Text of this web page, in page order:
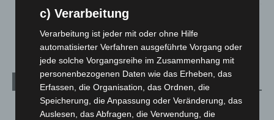
Celle: Mensch stirbt bei Bagger-Unfall auf Baustelle
5. August 2026
Kategorien
Blaulicht
c) Verarbeitung
Verarbeitung ist jeder mit oder ohne Hilfe
automatisierter Verfahren ausgeführte Vorgang oder
jede solche Vorgangsreihe im Zusammenhang mit
personenbezogenen Daten wie das Erheben, das
Erfassen, die Organisation, das Ordnen, die
Speicherung, die Anpassung oder Veränderung, das
Auslesen, das Abfragen, die Verwendung, die